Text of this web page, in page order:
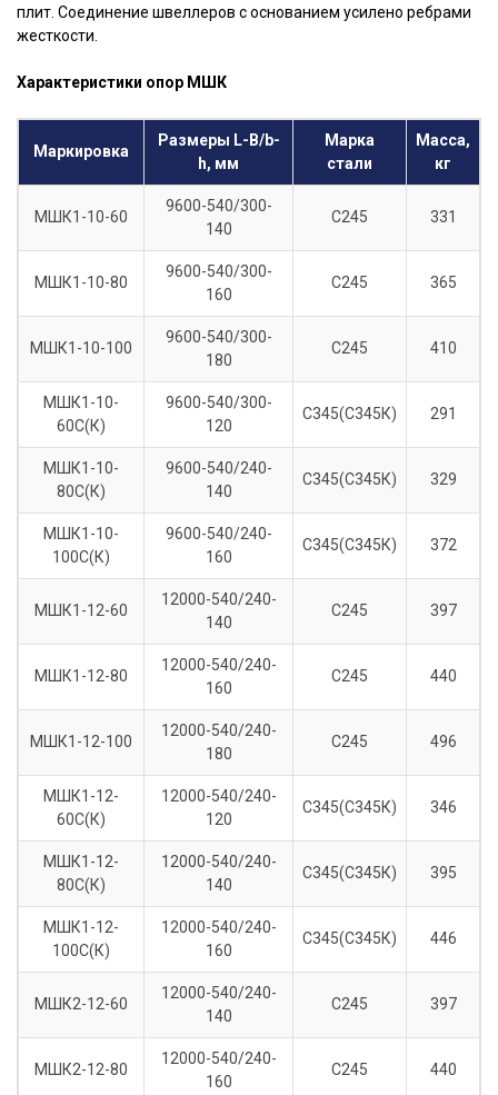
плит. Соединение швеллеров с основанием усилено ребрами
жесткости.
Характеристики опор МШК
Маркировка
Размеры L-B/b-
h, мм
Марка
стали
Масса,
кг
МШК1-10-60
9600-540/300-
140
С245 331
МШК1-10-80
9600-540/300-
160
С245 365
МШК1-10-100
9600-540/300-
180
С245 410
МШК1-10-
60С(К)
9600-540/300-
120
С345(С345К) 291
МШК1-10-
80С(К)
9600-540/240-
140
С345(С345К) 329
МШК1-10-
100С(К)
9600-540/240-
160
С345(С345К) 372
МШК1-12-60
12000-540/240-
140
С245 397
МШК1-12-80
12000-540/240-
160
С245 440
МШК1-12-100
12000-540/240-
180
С245 496
МШК1-12-
60С(К)
12000-540/240-
120
С345(С345К) 346
МШК1-12-
80С(К)
12000-540/240-
140
С345(С345К) 395
МШК1-12-
100С(К)
12000-540/240-
160
С345(С345К) 446
МШК2-12-60
12000-540/240-
140
С245 397
МШК2-12-80
12000-540/240-
160
С245 440